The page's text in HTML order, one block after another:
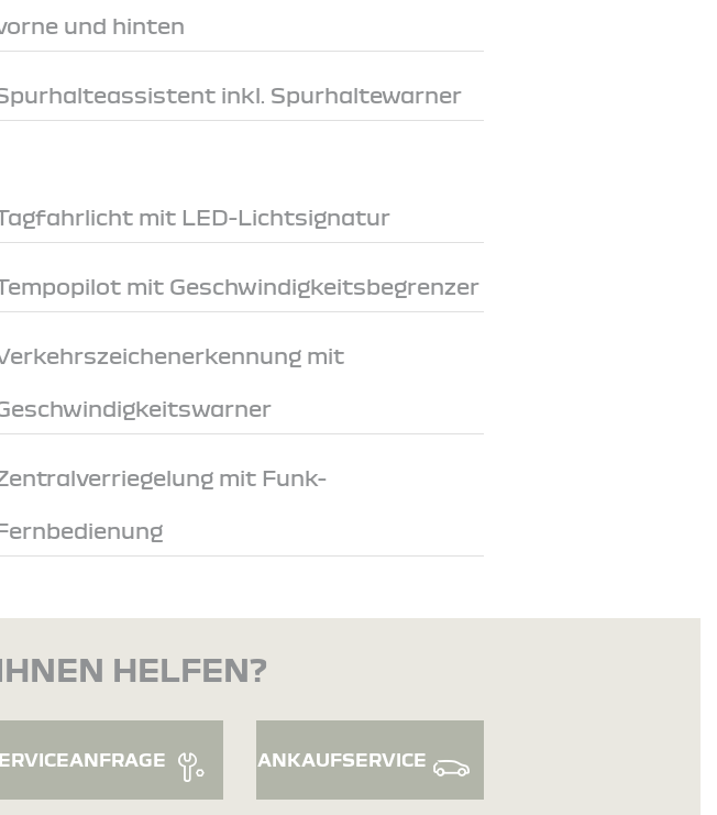
und hinten
inkl. Spurhaltewarner
mit LED-Lichtsignatur
mit Geschwindigkeitsbegrenzer
mit
mit Funk-
HELFEN?
ANKAUFSERVICE